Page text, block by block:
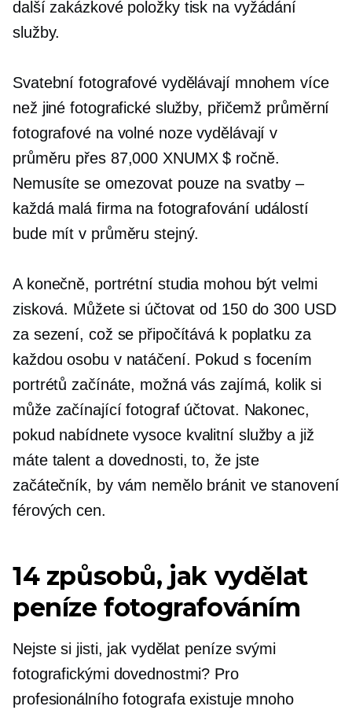
další zakázkové položky tisk na vyžádání
služby.
Svatební fotografové vydělávají mnohem více
než jiné fotografické služby, přičemž průměrní
fotografové na volné noze vydělávají v
průměru přes 87,000 XNUMX $ ročně.
Nemusíte se omezovat pouze na svatby –
každá malá firma na fotografování událostí
bude mít v průměru stejný.
A konečně, portrétní studia mohou být velmi
zisková. Můžete si účtovat od 150 do 300 USD
za sezení, což se připočítává k poplatku za
každou osobu v natáčení. Pokud s focením
portrétů začínáte, možná vás zajímá, kolik si
může začínající fotograf účtovat. Nakonec,
pokud nabídnetevysoce kvalitníslužby a již
máte talent a dovednosti, to, že jste
začátečník, by vám nemělo bránit ve stanovení
férových cen.
14 způsobů, jak vydělat
peníze fotografováním
Nejste si jisti, jak vydělat peníze svými
fotografickými dovednostmi? Pro
profesionálního fotografa existuje mnoho